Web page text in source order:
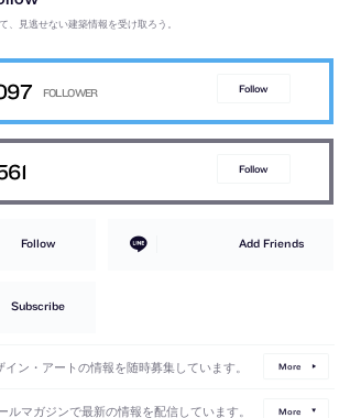
、見逃せない建築情報を受け取ろう。
Follow
Follow
Follow Add Friends
Subscribe
ン・アートの情報を随時募集しています。 More
ルマガジンで最新の情報を配信しています。 More